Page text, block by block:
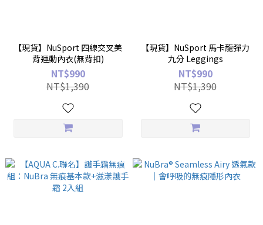
【現貨】NuSport 四線交叉美
背運動內衣(無背扣)
NT$990
NT$1,390
【現貨】NuSport 馬卡龍彈力
九分 Leggings
NT$990
NT$1,390